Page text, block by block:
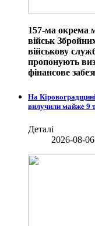
157-ма окрема
військ
військову
пропонують
фінансове
На
вилучили майже 9
Деталі
2026-08-